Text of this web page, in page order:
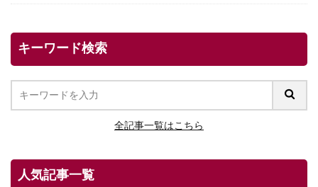
キーワード検索
全記事一覧はこちら
人気記事一覧